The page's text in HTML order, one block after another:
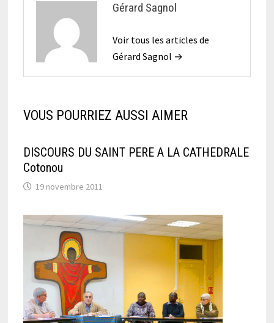
Gérard Sagnol
Voir tous les articles de
Gérard Sagnol →
VOUS POURRIEZ AUSSI AIMER
DISCOURS DU SAINT PERE A LA CATHEDRALE
Cotonou
19 novembre 2011